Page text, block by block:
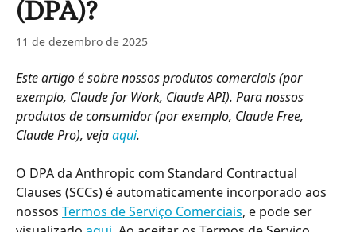
(DPA)?
11 de dezembro de 2025
Este artigo é sobre nossos produtos comerciais (por
exemplo, Claude for Work, Claude API). Para nossos
produtos de consumidor (por exemplo, Claude Free,
Claude Pro), veja aqui.
O DPA da Anthropic com Standard Contractual
Clauses (SCCs) é automaticamente incorporado aos
nossos Termos de Serviço Comerciais, e pode ser